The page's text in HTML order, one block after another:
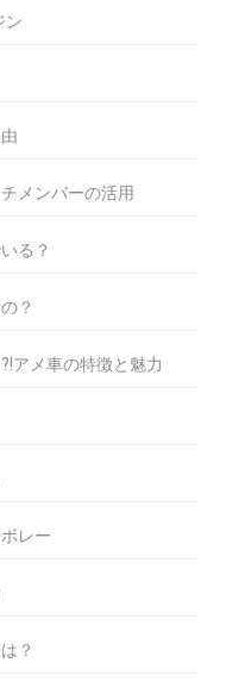
ン
メンバーの活用
る？
？
アメ車の特徴と魅力
レー
？